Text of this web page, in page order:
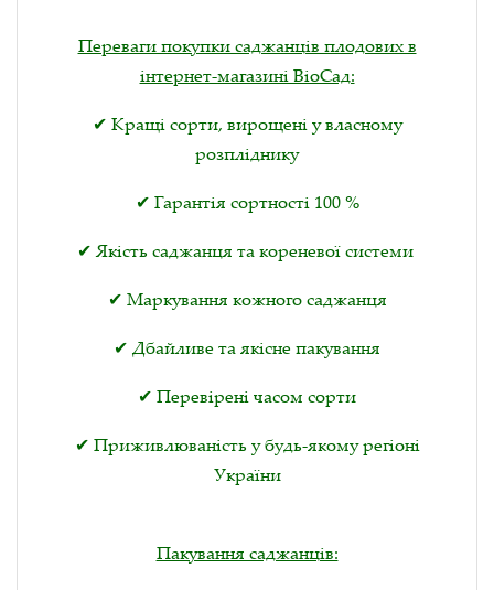
Переваги покупки саджанців плодових в
інтернет-магазині ВіоСад:
✔ Кращі сорти, вирощені у власному
розпліднику
✔ Гарантія сортності 100 %
✔ Якість саджанця та кореневої системи
✔ Маркування кожного саджанця
✔ Дбайливе та якісне пакування
✔ Перевірені часом сорти
✔ Приживлюваність у будь-якому регіоні
України
Пакування саджанців: